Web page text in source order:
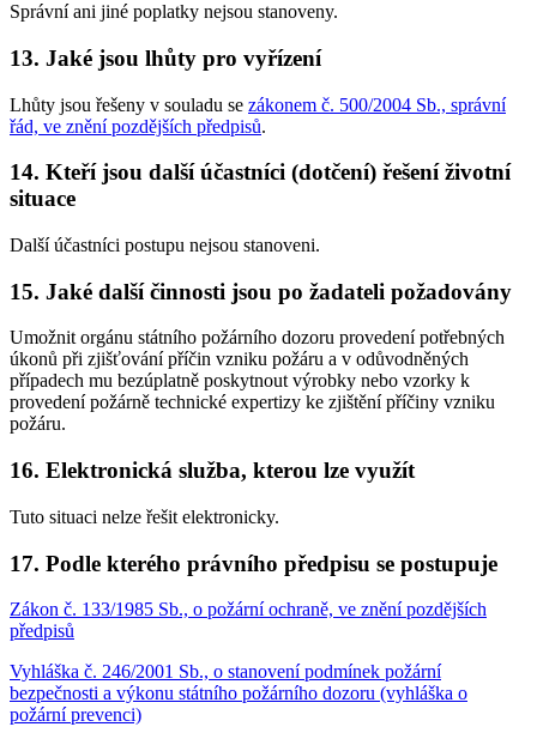
Správní ani jiné poplatky nejsou stanoveny.
13. Jaké jsou lhůty pro vyřízení
Lhůty jsou řešeny v souladu se zákonem č. 500/2004 Sb., správní
řád, ve znění pozdějších předpisů.
14. Kteří jsou další účastníci (dotčení) řešení životní
situace
Další účastníci postupu nejsou stanoveni.
15. Jaké další činnosti jsou po žadateli požadovány
Umožnit orgánu státního požárního dozoru provedení potřebných
úkonů při zjišťování příčin vzniku požáru a v odůvodněných
případech mu bezúplatně poskytnout výrobky nebo vzorky k
provedení požárně technické expertizy ke zjištění příčiny vzniku
požáru.
16. Elektronická služba, kterou lze využít
Tuto situaci nelze řešit elektronicky.
17. Podle kterého právního předpisu se postupuje
Zákon č. 133/1985 Sb., o požární ochraně, ve znění pozdějších
předpisů
Vyhláška č. 246/2001 Sb., o stanovení podmínek požární
bezpečnosti a výkonu státního požárního dozoru (vyhláška o
požární prevenci)